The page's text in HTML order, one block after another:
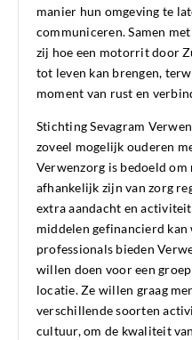
manier hun omgeving te
communiceren. Samen
zij hoe een motorrit door
tot leven kan brengen,
moment van rust en
Stichting Sevagram
zoveel mogelijk ouderen
Verwenzorg is bedoeld
afhankelijk zijn van zorg
extra aandacht en
middelen gefinancierd
professionals bieden
willen doen voor een
locatie. Ze willen graag
verschillende soorten
cultuur, om de kwaliteit